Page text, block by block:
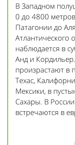
В Западном
0 до 4800
Патагонии до
Атлантического
наблюдается в
Анд и
произрастают в
Техас,
Мексики, в
Сахары. В
встречаются в